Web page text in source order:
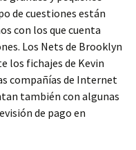
de cuestiones están
con los que cuenta
Los Nets de Brooklyn
los fichajes de Kevin
compañías de Internet
también con algunas
de pago en